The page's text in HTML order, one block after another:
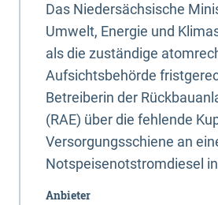
Das Niedersächsische
Umwelt, Energie und
als die zuständige
Aufsichtsbehörde
Betreiberin der
(RAE) über die fehlende
Versorgungsschiene an
Notspeisenotstromdiesel
Anbieter